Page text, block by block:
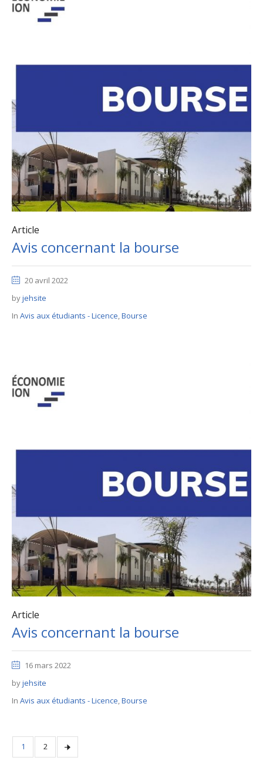
Article
Avis concernant la bourse
20 avril 2022
byjehsite
In Avis aux étudiants - Licence,Bourse
Article
Avis concernant la bourse
16 mars 2022
byjehsite
In Avis aux étudiants - Licence,Bourse
1 2